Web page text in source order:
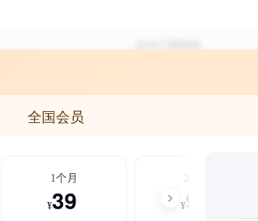
全国会员
1个月
¥39
3个月
¥99